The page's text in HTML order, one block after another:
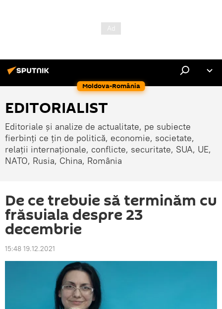
Moldova-România
EDITORIALIST
Editoriale și analize de actualitate, pe subiecte
fierbinți ce țin de politică, economie, societate,
relații internaționale, conflicte, securitate, SUA, UE,
NATO, Rusia, China, România
De ce trebuie să terminăm cu
frăsuiala despre 23
decembrie
15:48 19.12.2021